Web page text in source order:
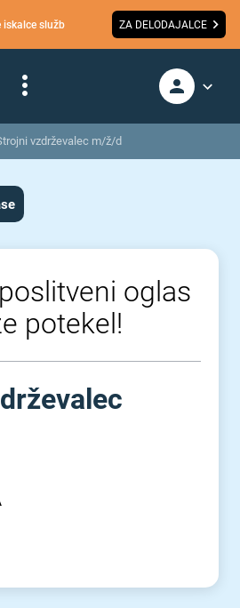
iskalce služb ZA DELODAJALCE
vzdrževalec m/ž/d
oglas
potekel!